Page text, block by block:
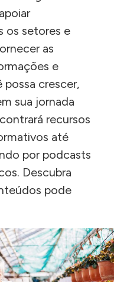
os setores e
as
e
crescer,
sua jornada
recursos
até
por podcasts
Descubra
pode